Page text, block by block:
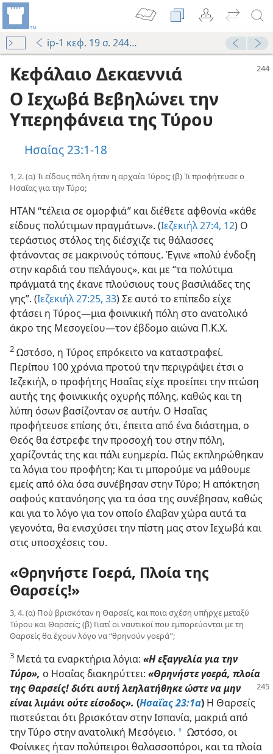
ip-1 κεφ. 19 σ. 244-258
Κεφάλαιο Δεκαεννιά
Ο Ιεχωβά Βεβηλώνει την
Υπερηφάνεια της Τύρου
Ησαΐας 23:1-18
1, 2. (α) Τι είδους πόλη ήταν η αρχαία Τύρος; (β) Τι προφήτευσε ο
Ησαΐας για την Τύρο;
ΗΤΑΝ “τέλεια σε ομορφιά” και διέθετε αφθονία «κάθε
είδους πολύτιμων πραγμάτων». (Ιεζεκιήλ 27:4, 12) Ο
τεράστιος στόλος της διέσχιζε τις θάλασσες
φτάνοντας σε μακρινούς τόπους. Έγινε «πολύ ένδοξη
στην καρδιά του πελάγους», και με “τα πολύτιμα
πράγματά της έκανε πλούσιους τους βασιλιάδες της
γης”. (Ιεζεκιήλ 27:25, 33) Σε αυτό το επίπεδο είχε
φτάσει η Τύρος—μια φοινικική πόλη στο ανατολικό
άκρο της Μεσογείου—τον έβδομο αιώνα Π.Κ.Χ.
2 Ωστόσο, η Τύρος επρόκειτο να καταστραφεί.
Περίπου 100 χρόνια προτού την περιγράψει έτσι ο
Ιεζεκιήλ, ο προφήτης Ησαΐας είχε προείπει την πτώση
αυτής της φοινικικής οχυρής πόλης, καθώς και τη
λύπη όσων βασίζονταν σε αυτήν. Ο Ησαΐας
προφήτευσε επίσης ότι, έπειτα από ένα διάστημα, ο
Θεός θα έστρεφε την προσοχή του στην πόλη,
χαρίζοντάς της και πάλι ευημερία. Πώς εκπληρώθηκαν
τα λόγια του προφήτη; Και τι μπορούμε να μάθουμε
εμείς από όλα όσα συνέβησαν στην Τύρο; Η απόκτηση
σαφούς κατανόησης για τα όσα της συνέβησαν, καθώς
και για το λόγο για τον οποίο έλαβαν χώρα αυτά τα
γεγονότα, θα ενισχύσει την πίστη μας στον Ιεχωβά και
στις υποσχέσεις του.
«Θρηνήστε Γοερά, Πλοία της
Θαρσείς!»
3, 4. (α) Πού βρισκόταν η Θαρσείς, και ποια σχέση υπήρχε μεταξύ
Τύρου και Θαρσείς; (β) Γιατί οι ναυτικοί που εμπορεύονται με τη
Θαρσείς θα έχουν λόγο να “θρηνούν γοερά”;
3 Μετά τα εναρκτήρια λόγια: «Η εξαγγελία για την
Τύρο», ο Ησαΐας διακηρύττει: «Θρηνήστε γοερά, πλοία
της Θαρσείς!διότι αυτή λεηλατήθηκε ώστε να μην
είναι λιμάνι ούτε είσοδος». (Ησαΐας 23:1α) Η Θαρσείς
πιστεύεται ότι βρισκόταν στην Ισπανία, μακριά από
την Τύρο στην ανατολική Μεσόγειο. a Ωστόσο, οι
Φοίνικες ήταν πολύπειροι θαλασσοπόροι, και τα πλοία